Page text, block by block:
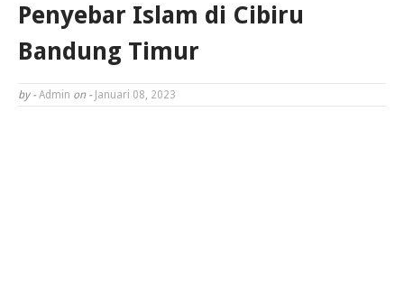
Penyebar Islam di Cibiru
Bandung Timur
by - Admin on - Januari 08, 2023